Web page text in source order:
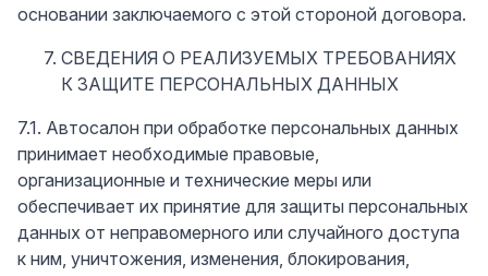
основании заключаемого с этой стороной договора.
СВЕДЕНИЯ О РЕАЛИЗУЕМЫХ ТРЕБОВАНИЯХ
К ЗАЩИТЕ ПЕРСОНАЛЬНЫХ ДАННЫХ
7.1. Автосалон при обработке персональных данных
принимает необходимые правовые,
организационные и технические меры или
обеспечивает их принятие для защиты персональных
данных от неправомерного или случайного доступа
к ним, уничтожения, изменения, блокирования,